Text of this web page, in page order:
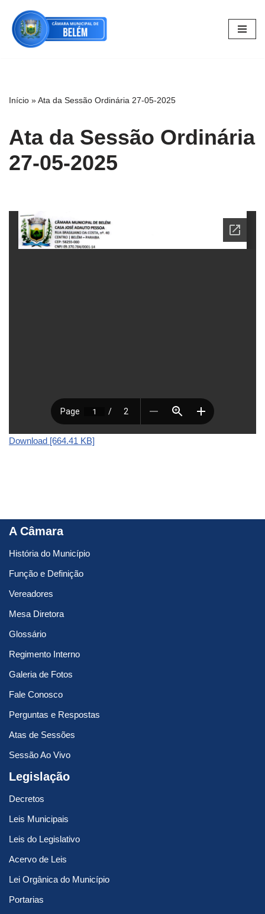
Pular
para
Início »Ata da Sessão Ordinária 27-05-2025
Ata da Sessão Ordinária
27-05-2025
Download [664.41 KB]
A Câmara
História do Município
Função e Definição
Vereadores
Mesa Diretora
Glossário
Regimento Interno
Galeria de Fotos
Fale Conosco
Perguntas e Respostas
Atas de Sessões
Sessão Ao Vivo
Legislação
Decretos
Leis Municipais
Leis do Legislativo
Acervo de Leis
Lei Orgânica do Município
Portarias